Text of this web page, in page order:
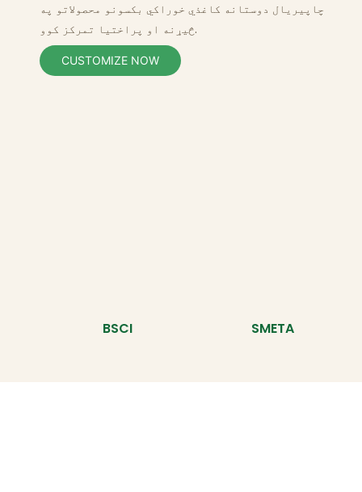
چاپیریال دوستانه کاغذي خوراکي بکسونو محصولاتو په
څیړنه او پراختیاتمرکز کوو.
CUSTOMIZE NOW
BSCI SMETA